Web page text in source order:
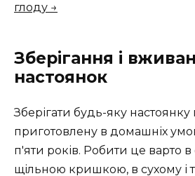
глоду →
Зберігання і
настоянок
Зберігати будь-яку настоянку
приготовлену в домашніх
п'яти років. Робити це варто в
щільною кришкою, в сухому і